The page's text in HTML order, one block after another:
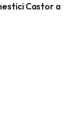
Castor a